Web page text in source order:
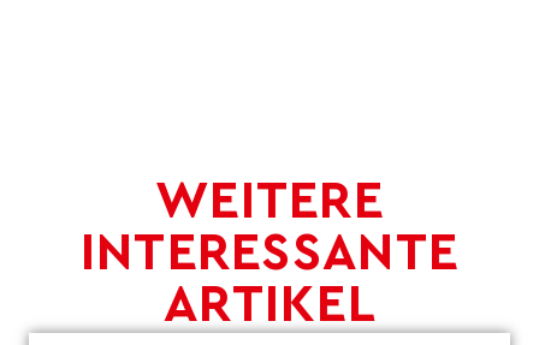
WEITERE
INTERESSANTE
ARTIKEL